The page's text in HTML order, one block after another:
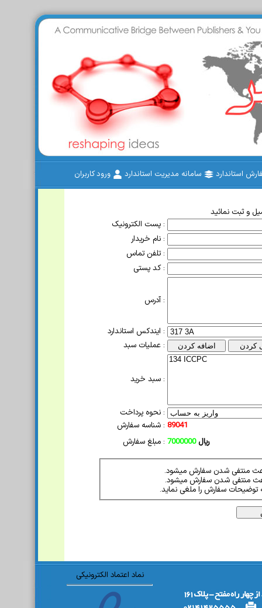
استاندارد سامانه مدیریت استاندارد ورود کاربران
و ثبت نمائید
پست الکترونیک :
نام خریدار :
تلفن تماس :
کد پستی :
آدرس :
ایندکس استاندارد :
عملیات سبد :
سبد خرید :
نحوه پرداخت :
شناسه سفارش : 89041
مبلغ سفارش : 7000000 ریال
نماد اعتماد الکترونیکی